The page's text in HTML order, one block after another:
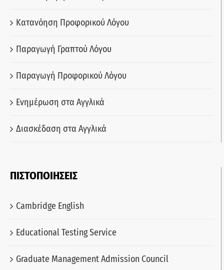
Κατανόηση Προφορικού Λόγου
Παραγωγή Γραπτού Λόγου
Παραγωγή Προφορικού Λόγου
Ενημέρωση στα Αγγλικά
Διασκέδαση στα Αγγλικά
ΠΙΣΤΟΠΟΙΗΣΕΙΣ
Cambridge English
Educational Testing Service
Graduate Management Admission Council